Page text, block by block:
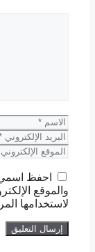
الاسم
البريد
الإلكتروني
الموقع
احفظ
والموقع
لاستخدامها